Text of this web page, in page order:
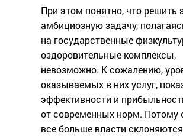
При этом понятно, что решить
амбициозную задачу,
на государственные
оздоровительные комплексы,
невозможно. К сожалению,
оказываемых в них услуг,
эффективности и
от современных норм. Потому
все больше власти